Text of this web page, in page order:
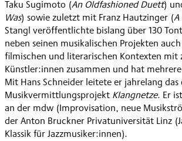
Taku Sugimoto (An Oldfashioned Duett)
Was) sowie zuletzt mit Franz Hautzinger (A
Stangl veröffentlichte bislang über 130
neben seinen musikalischen Projekten
filmischen und literarischen Kontexten mit
Künstler:innen zusammen und hat
Mit Hans Schneider leitete er jahrelang
Musikvermittlungsprojekt Klangnetze. Er
an der mdw (Improvisation, neue
der Anton Bruckner Privatuniversität Linz
Klassik für Jazzmusiker:innen).